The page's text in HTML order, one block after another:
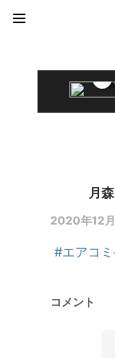
月
2020年12
#エアコ
コメント